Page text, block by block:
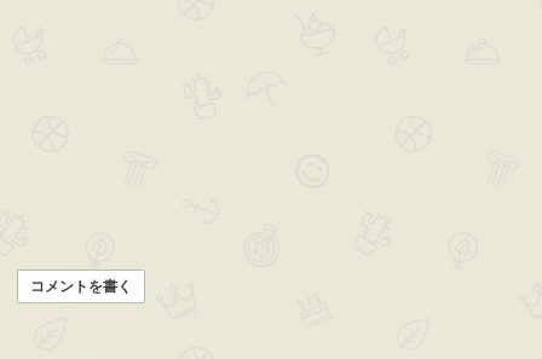
コメントを書く